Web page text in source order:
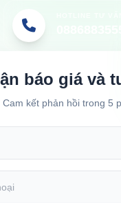
báo giá và
Cam kết phản hồi trong 5